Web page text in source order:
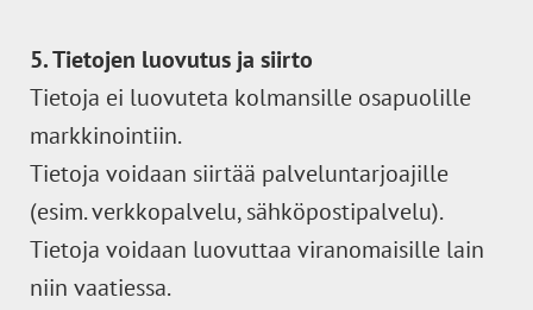
5. Tietojen luovutus ja siirto
Tietoja ei luovuteta kolmansille osapuolille
markkinointiin.
Tietoja voidaan siirtää palveluntarjoajille
(esim. verkkopalvelu, sähköpostipalvelu).
Tietoja voidaan luovuttaa viranomaisille lain
niin vaatiessa.